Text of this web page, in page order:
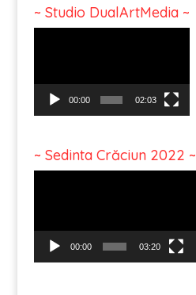
~ Studio DualArtMedia ~
Video
00:00 02:03
~ Sedinta Crăciun 2022 ~
Video
00:00 03:20